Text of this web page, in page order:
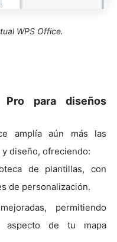
WPS Office.
para diseños
amplía aún más las
diseño, ofreciendo:
de plantillas, con
de personalización.
permitiendo
de tu mapa